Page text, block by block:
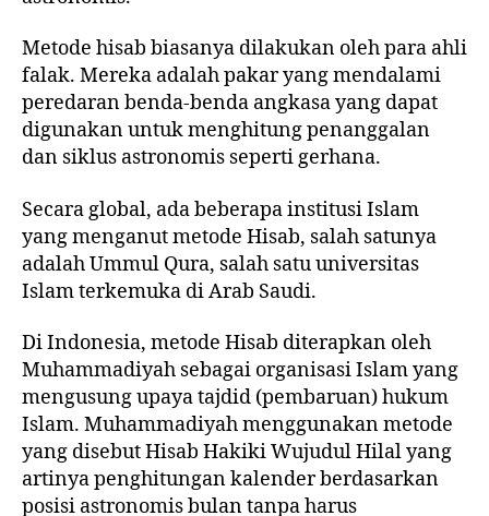
Metode hisab biasanya dilakukan oleh para ahli
falak. Mereka adalah pakar yang mendalami
peredaran benda-benda angkasa yang dapat
digunakan untuk menghitung penanggalan
dan siklus astronomis seperti gerhana.
Secara global, ada beberapa institusi Islam
yang menganut metode Hisab, salah satunya
adalah Ummul Qura, salah satu universitas
Islam terkemuka di Arab Saudi.
Di Indonesia, metode Hisab diterapkan oleh
Muhammadiyah sebagai organisasi Islam yang
mengusung upaya tajdid (pembaruan) hukum
Islam. Muhammadiyah menggunakan metode
yang disebut Hisab Hakiki Wujudul Hilal yang
artinya penghitungan kalender berdasarkan
posisi astronomis bulan tanpa harus